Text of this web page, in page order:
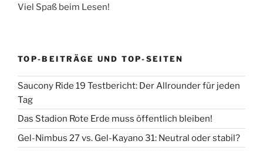
Viel Spaß beim Lesen!
TOP-BEITRÄGE UND TOP-SEITEN
Saucony Ride 19 Testbericht: Der Allrounder für jeden
Tag
Das Stadion Rote Erde muss öffentlich bleiben!
Gel-Nimbus 27 vs. Gel-Kayano 31: Neutral oder stabil?